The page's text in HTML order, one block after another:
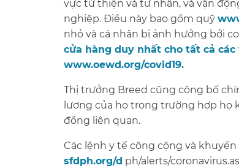
vực từ thiện và tư nhân, và vận
nghiệp. Điều này bao gồm quỹ
nhỏ và cá nhân bị ảnh hưởng bởi
cửa hàng duy nhất cho tất cả
www.oewd.org/covid19.
Thị trưởng Breed cũng công bố
lương của họ trong trường hợp họ
đồng liên quan.​​
Các lệnh y tế công cộng và
sfdph.org/d ph/alerts/